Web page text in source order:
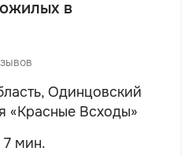
в
Одинцовский
«Красные Всходы»
7 мин.